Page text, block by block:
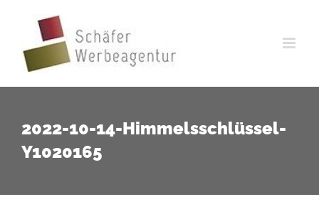
springen
2022-10-14-Himmelsschlüssel-
Y1020165